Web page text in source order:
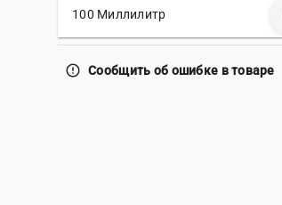
100 Миллилитр
error_outline Сообщить об ошибке в товаре